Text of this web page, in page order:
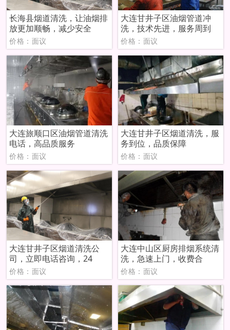
长海县烟道清洗，让油烟排
放更加顺畅，减少安全
价格：面议
大连甘井子区油烟管道冲
洗，技术先进，服务周到
价格：面议
大连旅顺口区油烟管道清洗
电话，高品质服务
价格：面议
大连甘井子区烟道清洗，服
务到位，品质保障
价格：面议
大连甘井子区烟道清洗公
司，立即电话咨询，24
价格：面议
大连中山区厨房排烟系统清
洗，急速上门，收费合
价格：面议